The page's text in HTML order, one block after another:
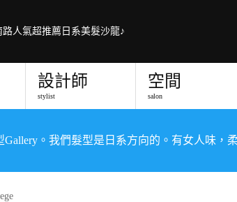
人氣超推薦日系美髮沙龍♪
設計師
stylist
空間
salon
Gallery。我們髮型是日系方向的。有女人味，